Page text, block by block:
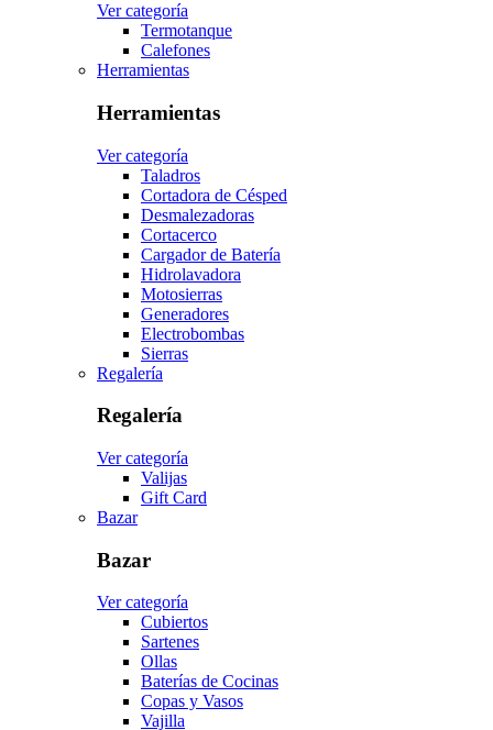
Ver categoría
Termotanque
Calefones
Herramientas
Herramientas
Ver categoría
Taladros
Cortadora de Césped
Desmalezadoras
Cortacerco
Cargador de Batería
Hidrolavadora
Motosierras
Generadores
Electrobombas
Sierras
Regalería
Regalería
Ver categoría
Valijas
Gift Card
Bazar
Bazar
Ver categoría
Cubiertos
Sartenes
Ollas
Baterías de Cocinas
Copas y Vasos
Vajilla